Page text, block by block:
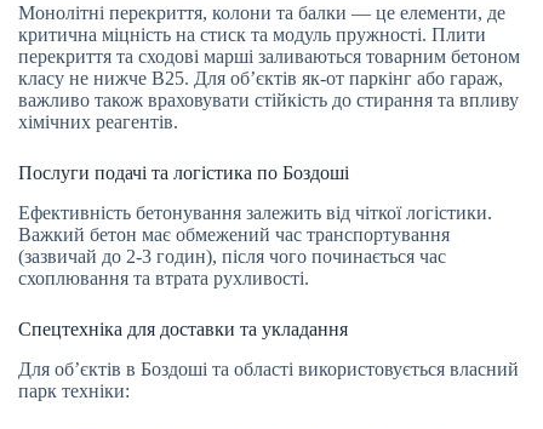
Монолітні перекриття, колони та балки — це елементи, де
критична міцність на стиск та модуль пружності. Плити
перекриття та сходові марші заливаються товарним бетоном
класу не нижче В25. Для об’єктів як-от паркінг або гараж,
важливо також враховувати стійкість до стирання та впливу
хімічних реагентів.
Послуги подачі та логістика по Боздоші
Ефективність бетонування залежить від чіткої логістики.
Важкий бетон має обмежений час транспортування
(зазвичай до 2-3 годин), після чого починається час
схоплювання та втрата рухливості.
Спецтехніка для доставки та укладання
Для об’єктів в Боздоші та області використовується власний
парк техніки: